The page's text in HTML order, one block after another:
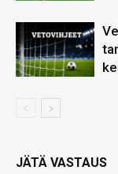
JÄTÄ VASTAUS